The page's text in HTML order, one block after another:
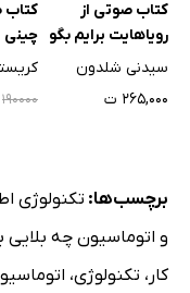
کتاب صوتی از
رویاهایت برایم بگو
سیدنی شلدون
۲۶۵,۰۰۰ ت
چینی
۱۹۰۰۰۰
برچسب‌ها: تکنولوژی
و اتوماسیون چه بلایی
کار ، تکنولوژی،